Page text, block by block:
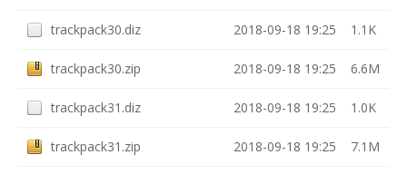
trackpack30.diz 2018-09-18 19:25 1.1K
trackpack30.zip 2018-09-18 19:25 6.6M
trackpack31.diz 2018-09-18 19:25 1.0K
trackpack31.zip 2018-09-18 19:25 7.1M